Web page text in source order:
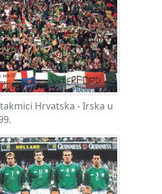
Hrvatska - Irska u